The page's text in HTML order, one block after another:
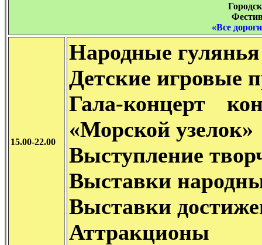
«Все
15.00-22.00
Народные гулянья
Детские игровые
Гала-концерт
«Морской узелок»
Выступление
Выставки
Выставки
Аттракционы